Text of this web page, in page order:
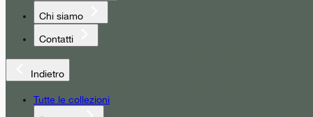
Chi siamo
Contatti
Indietro
Tutte le collezioni